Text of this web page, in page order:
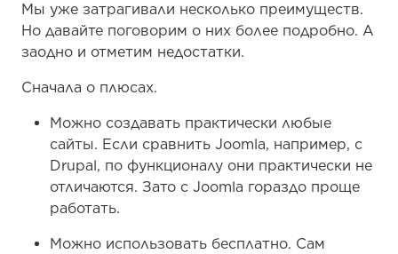
Мы уже затрагивали несколько преимуществ.
Но давайте поговорим о них более подробно. А
заодно и отметим недостатки.
Сначала о плюсах.
Можно создавать практически любые
сайты. Если сравнить Joomla, например, с
Drupal, по функционалу они практически не
отличаются. Зато с Joomla гораздо проще
работать.
Можно использовать бесплатно. Сам